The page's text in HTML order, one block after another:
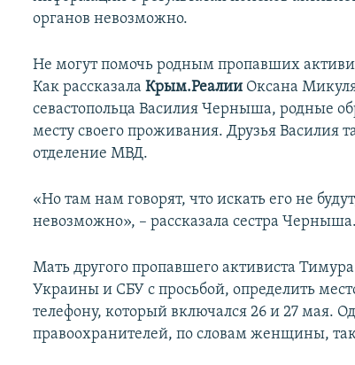
органов невозможно.
Не могут помочь родным пропавших
Как рассказалаКрым.Реалии Оксана
севастопольца Василия Черныша, родные
месту своего проживания. Друзья Василия
отделение МВД.
«Но там нам говорят, что искать его не
невозможно», – рассказала сестра Черныша.
Мать другого пропавшего активиста
Украины и СБУ с просьбой, определить
телефону, который включался 26 и 27 мая.
правоохранителей, по словам женщины,